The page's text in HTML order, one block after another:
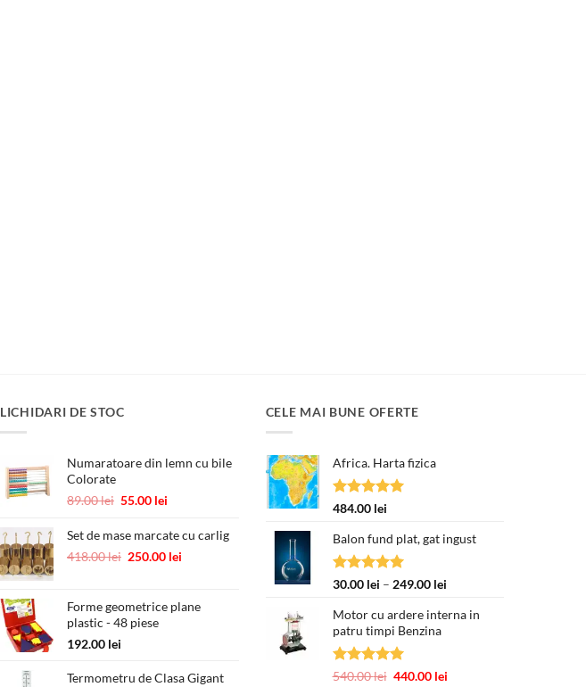
LICHIDARI DE STOC
Numaratoare din lemn cu bile
Colorate
89.00lei Prețul
a
fost:
55.00 lei
este:
55.00 lei.
Set de mase marcate cu carlig
418.00lei Prețul
fost:
418.00 lei.
250.00 lei
250.00 lei.
Forme geometrice plane
plastic - 48 piese
192.00 lei
Termometru de Clasa Gigant
CELE MAI BUNE OFERTE
Africa. Harta fizica
Evaluat la
484.00 lei
Balon fund plat, gat ingust
Evaluat la
30.00 lei – 249.00 leiInterval
prețuri:
Motor cu ardere interna in
patru timpi Benzina
Evaluat la
540.00lei Prețul
440.00 leiPrețul